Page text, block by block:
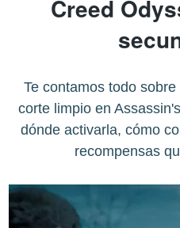
Creed
Te contamos todo
corte limpio en
dónde activarla, cómo
recompensas